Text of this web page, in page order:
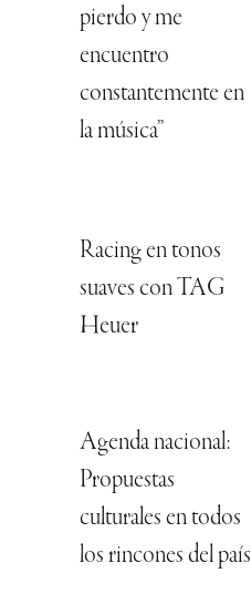
pierdo y me
encuentro
constantemente en
la música”
Racing en tonos
suaves con TAG
Heuer
Agenda nacional:
Propuestas
culturales en todos
los rincones del país